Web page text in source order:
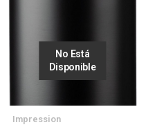
No Está
Disponible
Impression